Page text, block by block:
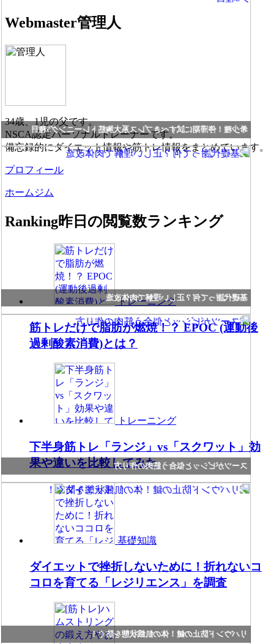
希少種！停滞期に試すべきプレス系大胸筋トレーニング5種目
基礎代謝って何？正しい理解で肉体改造
スーツがビシッと似合う筋肉の作り方
リバウンド防止の鍵！体の飢餓状態を防ぐ！
Webmaster管理人
34歳、1児の父です。
NSCA認定パーソナルトレーナーです。
備忘録的にダイエット情報や筋トレ情報をまとめています。
プロフィール
ホームジム
Ranking昨日の閲覧数ランキング
トレーニング
筋トレだけで脂肪が燃焼！？ EPOC (運動後
過剰酸素消費)とは？
トレーニング
下半身筋トレ「ランジ」vs「スクワット」効
果や違いを比較してみた
基礎知識
ダイエットで挫折しないために！折れないコ
コロを育てる「レジリエンス」を調査